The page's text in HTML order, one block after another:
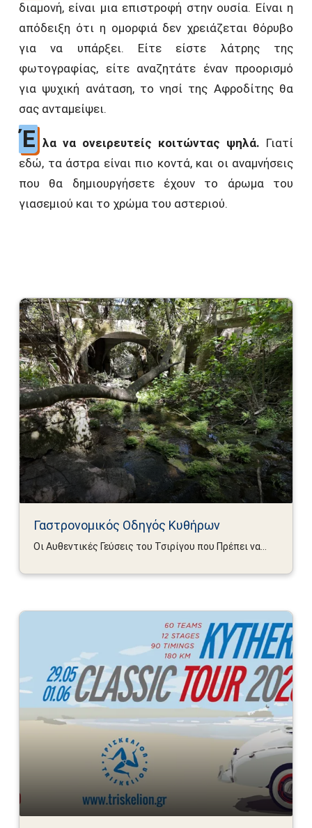
διαμονή, είναι μια επιστροφή στην ουσία. Είναι η
απόδειξη ότι η ομορφιά δεν χρειάζεται θόρυβο
για να υπάρξει. Είτε είστε λάτρης της
φωτογραφίας, είτε αναζητάτε έναν προορισμό
για ψυχική ανάταση, το νησί της Αφροδίτης θα
σας ανταμείψει.
Έ λα να ονειρευτείς κοιτώντας ψηλά. Γιατί
εδώ, τα άστρα είναι πιο κοντά, και οι αναμνήσεις
που θα δημιουργήσετε έχουν το άρωμα του
γιασεμιού και το χρώμα του αστεριού.
Γαστρονομικός Οδηγός Κυθήρων
Οι Αυθεντικές Γεύσεις του Τσιρίγου που Πρέπει να...